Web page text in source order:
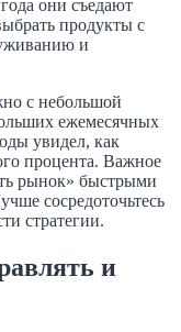
они съедают
продукты с
и
с небольшой
ежемесячных
увидел, как
процента. Важное
рынок» быстрыми
сосредоточьтесь
стратегии.
и